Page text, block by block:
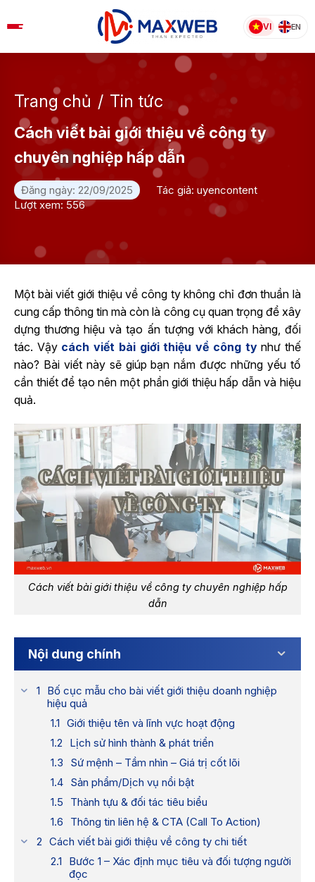
to
VI EN
Trang chủ / Tin tức
Cách viết bài giới thiệu về công ty
chuyên nghiệp hấp dẫn
Đăng ngày: 22/09/2025
Tác giả: uyencontent
Lượt xem: 556
Một bài viết giới thiệu về công ty không chỉ đơn thuần là
cung cấp thông tin mà còn là công cụ quan trọng để xây
dựng thương hiệu và tạo ấn tượng với khách hàng, đối
tác. Vậy cách viết bài giới thiệu về công tynhư thế
nào? Bài viết này sẽ giúp bạn nắm được những yếu tố
cần thiết để tạo nên một phần giới thiệu hấp dẫn và hiệu
quả.
Cách viết bài giới thiệu về công ty chuyên nghiệp hấp
dẫn
Nội dung chính
Bố cục mẫu cho bài viết giới thiệu doanh nghiệp
hiệu quả
Giới thiệu tên và lĩnh vực hoạt động
Lịch sử hình thành & phát triển
Sứ mệnh – Tầm nhìn – Giá trị cốt lõi
Sản phẩm/Dịch vụ nổi bật
Thành tựu & đối tác tiêu biểu
Thông tin liên hệ & CTA (Call To Action)
Cách viết bài giới thiệu về công ty chi tiết
Bước 1 – Xác định mục tiêu và đối tượng người
đọc